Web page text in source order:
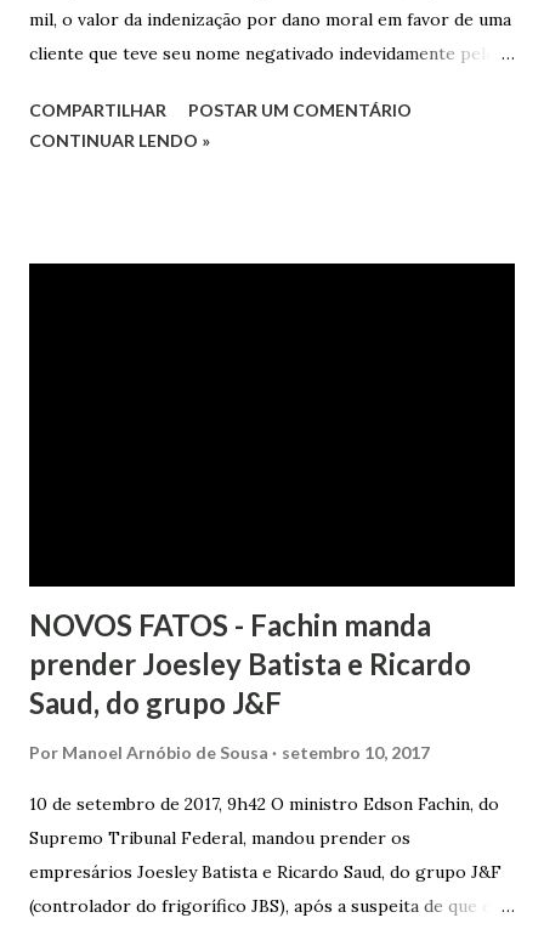
mil, o valor da indenização por dano moral em favor de uma
cliente que teve seu nome negativado indevidamente pelo
da Apelação Cível nº 0001177-62.2013.8.15.0741, que teve a
COMPARTILHAR
POSTAR UM COMENTÁRIO
CONTINUAR LENDO »
NOVOS FATOS - Fachin manda
prender Joesley Batista e Ricardo
Saud, do grupo J&F
Por Manoel Arnóbio de Sousa setembro 10, 2017
10 de setembro de 2017, 9h42 O ministro Edson Fachin, do
Supremo Tribunal Federal, mandou prender os
empresários Joesley Batista e Ricardo Saud, do grupo J&F
(controlador do frigorífico JBS), após a suspeita de que eles